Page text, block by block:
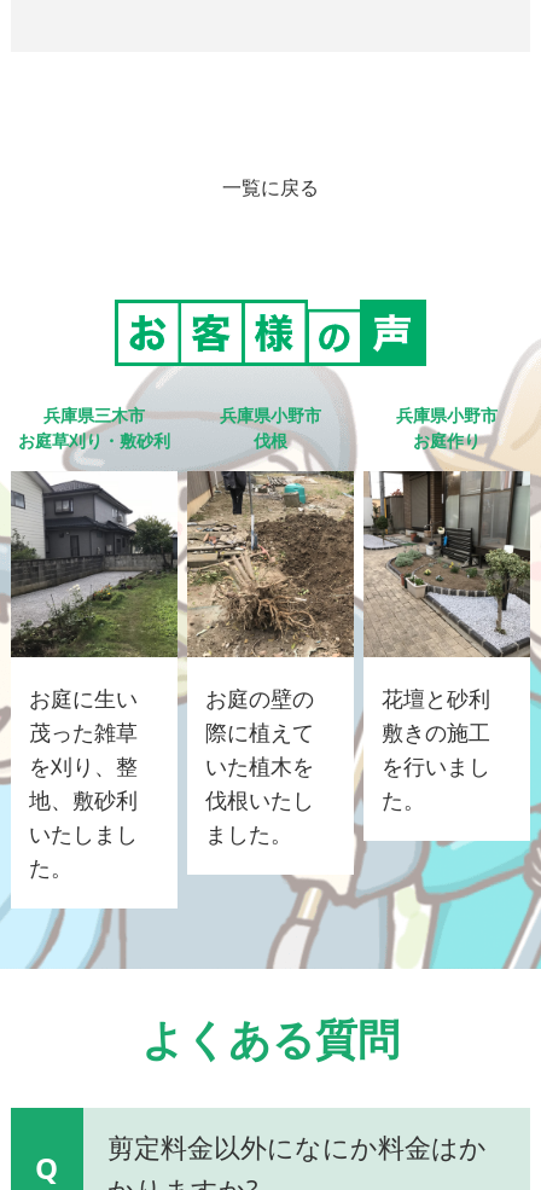
一覧に戻る
兵庫県三木市
お庭草刈り・敷砂利
お庭に生い
茂った雑草
を刈り、整
地、敷砂利
いたしまし
た。
兵庫県小野市
伐根
お庭の壁の
際に植えて
いた植木を
伐根いたし
ました。
兵庫県小野市
お庭作り
花壇と砂利
敷きの施工
を行いまし
た。
よくある質問
Q
剪定料金以外になにか料金はか